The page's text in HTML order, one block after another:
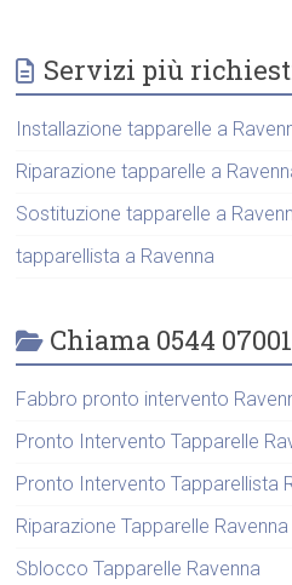
Servizi più
Installazione tapparelle a
Riparazione tapparelle a
Sostituzione tapparelle a
tapparellista a Ravenna
Chiama 0544
Fabbro pronto intervento
Pronto Intervento Tapparelle
Pronto Intervento Tapparellista
Riparazione Tapparelle Ravenna
Sblocco Tapparelle Ravenna